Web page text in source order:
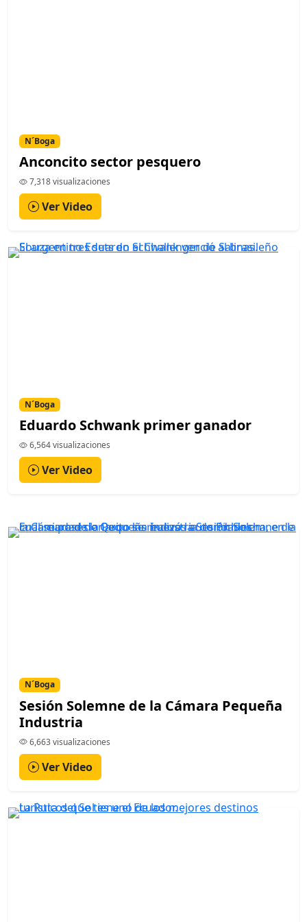
N´Boga
Anconcito sector pesquero
7,318 visualizaciones
Ver Video
N´Boga
Eduardo Schwank primer ganador
6,564 visualizaciones
Ver Video
N´Boga
Sesión Solemne de la Cámara Pequeña
Industria
6,663 visualizaciones
Ver Video